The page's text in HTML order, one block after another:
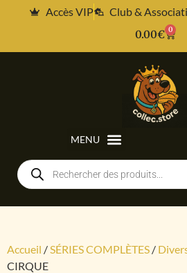
Accès VIP Club &
0.00€ 0
Accueil /SÉRIES COMPLÈTES /
CIRQUE